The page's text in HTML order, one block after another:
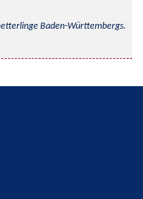
Baden-Württembergs.